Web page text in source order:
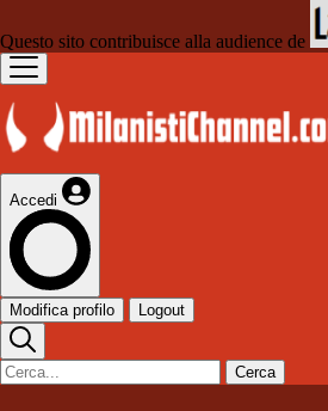
Questo sito contribuisce alla audience de
Accedi
Modifica profilo Logout
Cerca